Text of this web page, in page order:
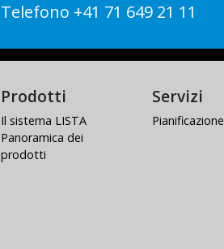
Telefono +41 71 649 21 11
Prodotti
Il sistema LISTA
Panoramica dei
prodotti
Servizi
Pianificazione